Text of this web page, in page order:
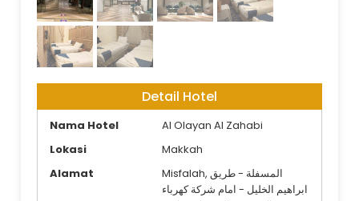
Lobby
Detail Hotel
Nama Hotel
Al Olayan Al Zahabi
Lokasi
Makkah
Alamat
Misfalah, المسفلة - طريق
ابراهيم الخليل - امام شركة كهرباء